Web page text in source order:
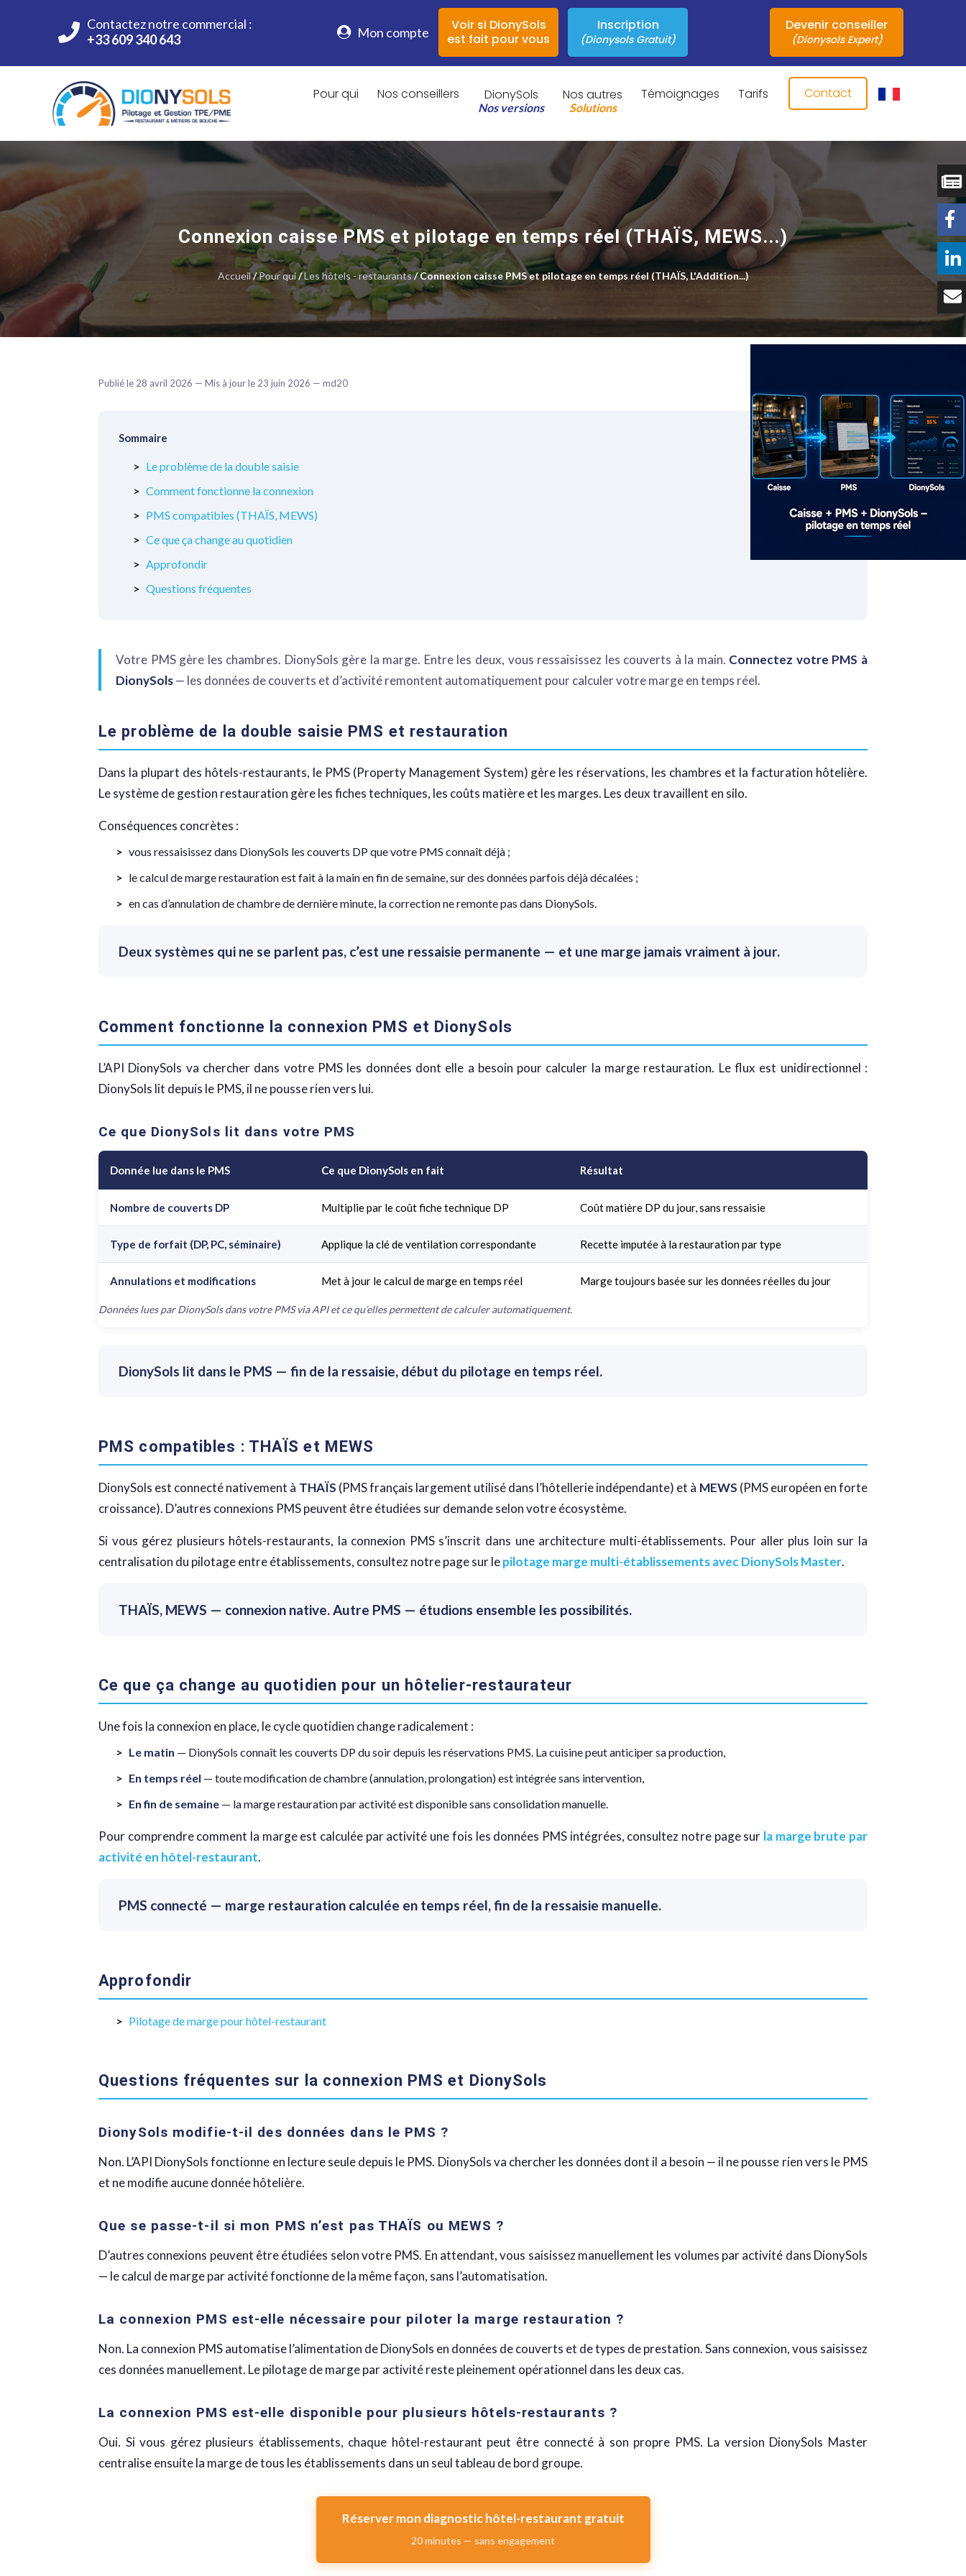
Contactez notre commercial :
+33 609 340 643
Mon compte
Voir si DionySols
est fait pour vous
Inscription
(Dionysols Gratuit)
Devenir conseiller
(Dionysols Expert)
Pour qui Nos conseillers DionySols
Nos versions
Nos autres
Solutions
Témoignages Tarifs Contact
Connexion caisse PMS et pilotage en temps réel (THAÏS, MEWS...)
Accueil/Pour qui/Les hôtels - restaurants/ Connexion caisse PMS et pilotage en temps réel (THAÏS, L'Addition...)
Publié le 28 avril 2026 — Mis à jour le 23 juin 2026 — md20
Sommaire
Le problème de la double saisie
Comment fonctionne la connexion
PMS compatibles (THAÏS, MEWS)
Ce que ça change au quotidien
Approfondir
Questions fréquentes
Votre PMS gère les chambres. DionySols gère la marge. Entre les deux, vous ressaisissez les couverts à la main. Connectez votre PMS à
DionySols— les données de couverts et d’activité remontent automatiquement pour calculer votre marge en temps réel.
Le problème de la double saisie PMS et restauration
Dans la plupart des hôtels-restaurants, le PMS (Property Management System) gère les réservations, les chambres et la facturation hôtelière.
Le système de gestion restauration gère les fiches techniques, les coûts matière et les marges. Les deux travaillent en silo.
Conséquences concrètes :
vous ressaisissez dans DionySols les couverts DP que votre PMS connaît déjà ;
le calcul de marge restauration est fait à la main en fin de semaine, sur des données parfois déjà décalées ;
en cas d’annulation de chambre de dernière minute, la correction ne remonte pas dans DionySols.
Deux systèmes qui ne se parlent pas, c’est une ressaisie permanente — et une marge jamais vraiment à jour.
Comment fonctionne la connexion PMS et DionySols
L’API DionySols va chercher dans votre PMS les données dont elle a besoin pour calculer la marge restauration. Le flux est unidirectionnel :
DionySols lit depuis le PMS, il ne pousse rien vers lui.
Ce que DionySols lit dans votre PMS
Données lues par DionySols dans votre PMS via API et ce qu’elles permettent de calculer automatiquement.
Donnée lue dans le PMS Ce que DionySols en fait Résultat
Nombre de couverts DP Multiplie par le coût fiche technique DP Coût matière DP du jour, sans ressaisie
Type de forfait (DP, PC, séminaire) Applique la clé de ventilation correspondante Recette imputée à la restauration par type
Annulations et modifications Met à jour le calcul de marge en temps réel Marge toujours basée sur les données réelles du jour
DionySols lit dans le PMS — fin de la ressaisie, début du pilotage en temps réel.
PMS compatibles : THAÏS et MEWS
DionySols est connecté nativement à THAÏS (PMS français largement utilisé dans l’hôtellerie indépendante) et à MEWS (PMS européen en forte
croissance). D’autres connexions PMS peuvent être étudiées sur demande selon votre écosystème.
Si vous gérez plusieurs hôtels-restaurants, la connexion PMS s’inscrit dans une architecture multi-établissements. Pour aller plus loin sur la
centralisation du pilotage entre établissements, consultez notre page sur lepilotage marge multi-établissements avec DionySols Master.
THAÏS, MEWS — connexion native. Autre PMS — étudions ensemble les possibilités.
Ce que ça change au quotidien pour un hôtelier-restaurateur
Une fois la connexion en place, le cycle quotidien change radicalement :
Le matin — DionySols connaît les couverts DP du soir depuis les réservations PMS. La cuisine peut anticiper sa production,
En temps réel — toute modification de chambre (annulation, prolongation) est intégrée sans intervention,
En fin de semaine — la marge restauration par activité est disponible sans consolidation manuelle.
Pour comprendre comment la marge est calculée par activité une fois les données PMS intégrées, consultez notre page sur la marge brute par
activité en hôtel-restaurant.
PMS connecté — marge restauration calculée en temps réel, fin de la ressaisie manuelle.
Approfondir
Pilotage de marge pour hôtel-restaurant
Questions fréquentes sur la connexion PMS et DionySols
DionySols modifie-t-il des données dans le PMS ?
Non. L’API DionySols fonctionne en lecture seule depuis le PMS. DionySols va chercher les données dont il a besoin — il ne pousse rien vers le PMS
et ne modifie aucune donnée hôtelière.
Que se passe-t-il si mon PMS n’est pas THAÏS ou MEWS ?
D’autres connexions peuvent être étudiées selon votre PMS. En attendant, vous saisissez manuellement les volumes par activité dans DionySols
— le calcul de marge par activité fonctionne de la même façon, sans l’automatisation.
La connexion PMS est-elle nécessaire pour piloter la marge restauration ?
Non. La connexion PMS automatise l’alimentation de DionySols en données de couverts et de types de prestation. Sans connexion, vous saisissez
ces données manuellement. Le pilotage de marge par activité reste pleinement opérationnel dans les deux cas.
La connexion PMS est-elle disponible pour plusieurs hôtels-restaurants ?
Oui. Si vous gérez plusieurs établissements, chaque hôtel-restaurant peut être connecté à son propre PMS. La version DionySols Master
centralise ensuite la marge de tous les établissements dans un seul tableau de bord groupe.
Réserver mon diagnostic hôtel-restaurant gratuit
20 minutes — sans engagement